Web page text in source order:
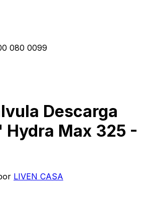
080 0099
Descarga
Hydra Max 325 -
LIVEN CASA